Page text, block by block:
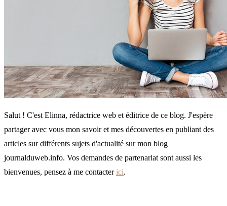
Salut ! C'est Elinna, rédactrice web et éditrice de ce blog. J'espère
partager avec vous mon savoir et mes découvertes en publiant des
articles sur différents sujets d'actualité sur mon blog
journalduweb.info. Vos demandes de partenariat sont aussi les
bienvenues, pensez à me contacterici.